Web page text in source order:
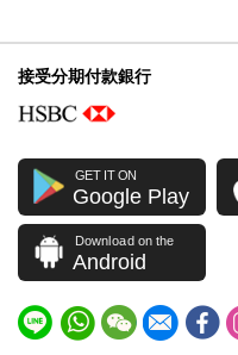
接受分期付款銀行
GET IT ON
Google Play
Download on the
Android